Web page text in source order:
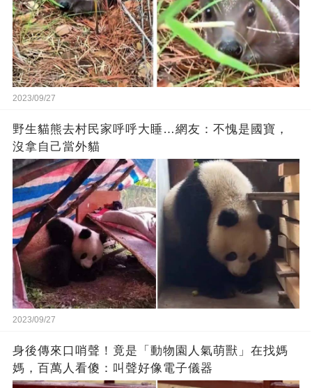
2023/09/27
野生貓熊去村民家呼呼大睡…網友：不愧是國寶，
沒拿自己當外貓
2023/09/27
身後傳來口哨聲！竟是「動物園人氣萌獸」在找媽
媽，百萬人看傻：叫聲好像電子儀器